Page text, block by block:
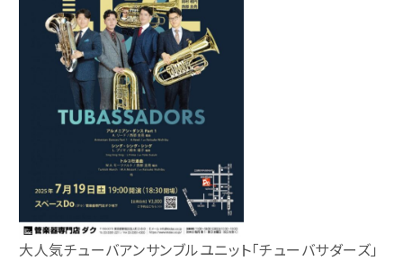
楽譜
Blog
Contact
Fan Club
大人気チューバアンサンブルユニット「チューバサダーズ」